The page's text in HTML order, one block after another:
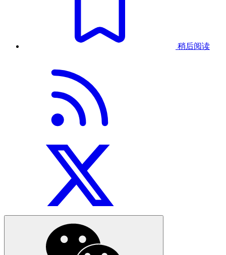
稍后阅读